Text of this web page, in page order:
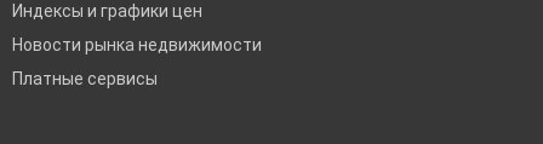
Индексы и графики цен
Новости рынка недвижимости
Платные сервисы